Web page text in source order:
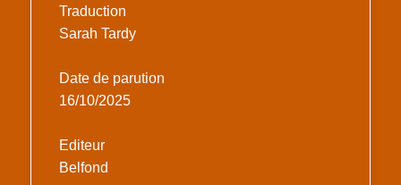
Traduction
Sarah Tardy
Date de parution
16/10/2025
Editeur
Belfond